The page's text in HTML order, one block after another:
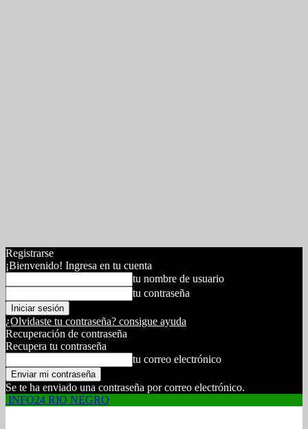
Registrarse
¡Bienvenido! Ingresa en tu cuenta
tu nombre de usuario
tu contraseña
¿Olvidaste tu contraseña? consigue ayuda
Recuperación de contraseña
Recupera tu contraseña
tu correo electrónico
Se te ha enviado una contraseña por correo electrónico.
INFO24 RIO NEGRO